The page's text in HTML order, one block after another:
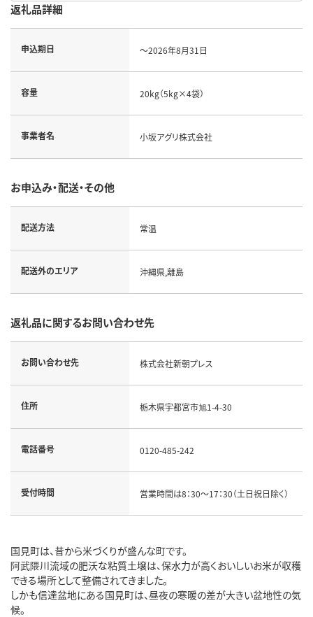
返礼品詳細
申込期日 ～2026年8月31日
容量 20kg（5kg×4袋）
事業者名 小坂アグリ株式会社
お申込み・配送・その他
配送方法 常温
配送外のエリア 沖縄県,離島
返礼品に関するお問い合わせ先
お問い合わせ先 株式会社新朝プレス
住所 栃木県宇都宮市旭1-4-30
電話番号 0120-485-242
受付時間 営業時間は8：30～17：30（土日祝日除く）
国見町は、昔から米づくりが盛んな町です。
阿武隈川流域の肥沃な粘質土壌は、保水力が高くおいしいお米が収穫
できる場所として整備されてきました。
しかも信達盆地にある国見町は、昼夜の寒暖の差が大きい盆地性の気
候。